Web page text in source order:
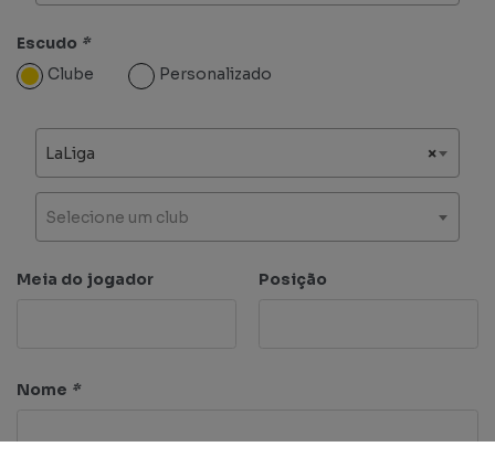
Escudo *
Clube
Personalizado
×
LaLiga
Selecione um club
Meia do jogador Posição
Nome *